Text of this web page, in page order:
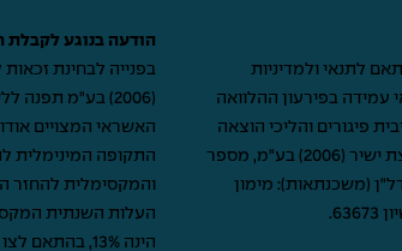
לתנאי ולמדיניות
עמידה בפירעון ההלוואה
פיגורים והליכי הוצאה
לפועל. הגורם המממן: מימון ישיר מקבוצת ישיר (2006) בע"מ, מספר
נדל"ן (משכנתאות): מימון
הודעה בנוגע לקבלת
בפנייה לבחינת
(2006) בע"מ
האשראי המצויים
העלות השנתית
הינה 13%,